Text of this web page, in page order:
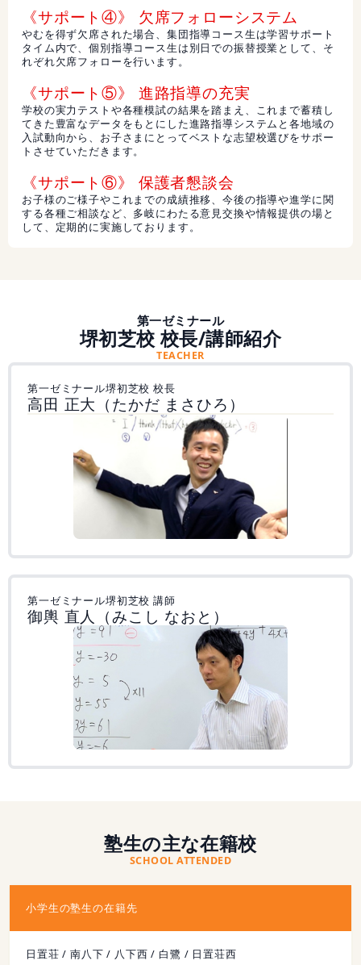
《サポート④》 欠席フォローシステム
やむを得ず欠席された場合、集団指導コース生は学習サポート
タイム内で、個別指導コース生は別日での振替授業として、そ
れぞれ欠席フォローを行います。
《サポート⑤》 進路指導の充実
学校の実力テストや各種模試の結果を踏まえ、これまで蓄積し
てきた豊富なデータをもとにした進路指導システムと各地域の
入試動向から、お子さまにとってベストな志望校選びをサポー
トさせていただきます。
《サポート⑥》 保護者懇談会
お子様のご様子やこれまでの成績推移、今後の指導や進学に関
する各種ご相談など、多岐にわたる意見交換や情報提供の場と
して、定期的に実施しております。
第一ゼミナール
堺初芝校 校長/講師紹介
TEACHER
第一ゼミナール堺初芝校 校長
高田 正大（たかだ まさひろ）
第一ゼミナール堺初芝校 講師
御輿 直人（みこし なおと）
塾生の主な在籍校
SCHOOL ATTENDED
小学生の塾生の在籍先
日置荘 / 南八下 / 八下西 / 白鷺 / 日置荘西